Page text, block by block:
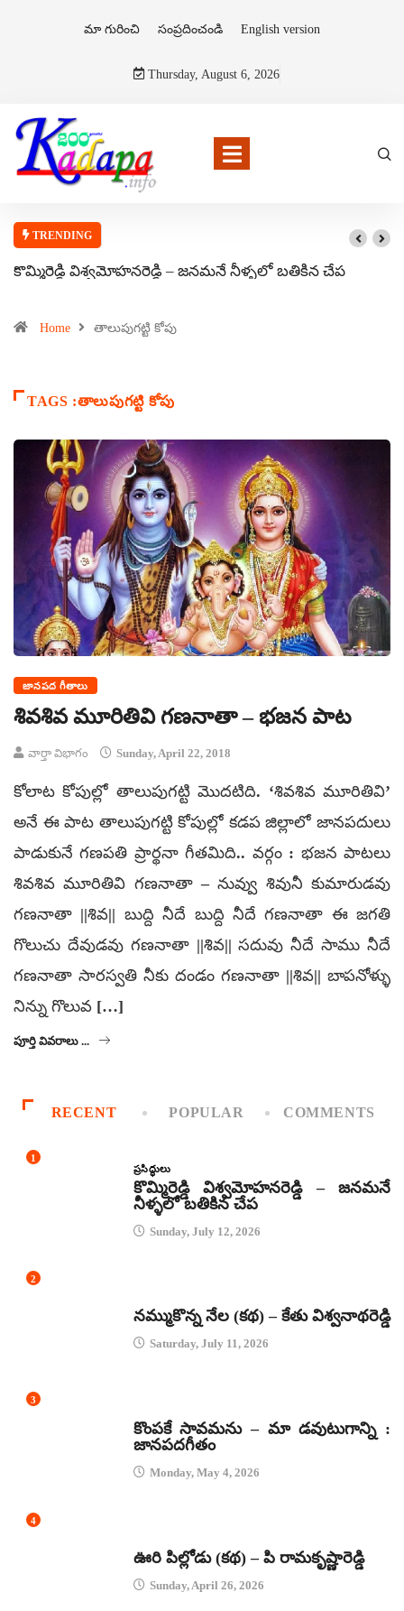
మా గురించి సంప్రదించండి English version
Thursday, August 6, 2026
TRENDING
కొమ్మిరెడ్డి విశ్వమోహనరెడ్డి – జనమనే నీళ్ళలో బతికిన చేప
Home తాలుపుగట్టి కోపు
TAGS :తాలుపుగట్టి కోపు
జానపద గీతాలు
శివశివ మూరితివి గణనాతా – భజన పాట
వార్తా విభాగం Sunday, April 22, 2018
కోలాట కోపుల్లో తాలుపుగట్టి మొదటిది. ‘శివశివ మూరితివి’
అనే ఈ పాట తాలుపుగట్టి కోపుల్లో కడప జిల్లాలో జానపదులు
పాడుకునే గణపతి ప్రార్థనా గీతమిది.. వర్గం : భజన పాటలు
శివశివ మూరితివి గణనాతా – నువ్వు శివునీ కుమారుడవు
గణనాతా ||శివ|| బుద్ది నీదే బుద్ది నీదే గణనాతా ఈ జగతి
గొలుచు దేవుడవు గణనాతా ||శివ|| సదువు నీదే సాము నీదే
గణనాతా సారస్వతి నీకు దండం గణనాతా ||శివ|| బాపనోళ్ళు
నిన్ను గొలువ […]
పూర్తి వివరాలు ...
RECENT POPULAR COMMENTS
1
ప్రసిద్ధులు
కొమ్మిరెడ్డి విశ్వమోహనరెడ్డి – జనమనే
నీళ్ళలో బతికిన చేప
Sunday, July 12, 2026
2
నమ్ముకొన్న నేల (కథ) – కేతు విశ్వనాథరెడ్డి
Saturday, July 11, 2026
3
కొంపకే సావమను – మా డవుటుగాన్ని :
జానపదగీతం
Monday, May 4, 2026
4
ఊరి పిల్లోడు (కథ) – పి రామకృష్ణారెడ్డి
Sunday, April 26, 2026